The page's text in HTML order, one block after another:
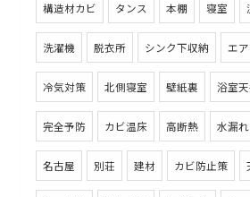
構造材カビ タンス 本棚 寝室
洗濯機 脱衣所 シンク下収納 エ
冷気対策 北側寝室 壁紙裏 浴室
完全予防 カビ温床 高断熱 水漏れ
名古屋 別荘 建材 カビ防止策